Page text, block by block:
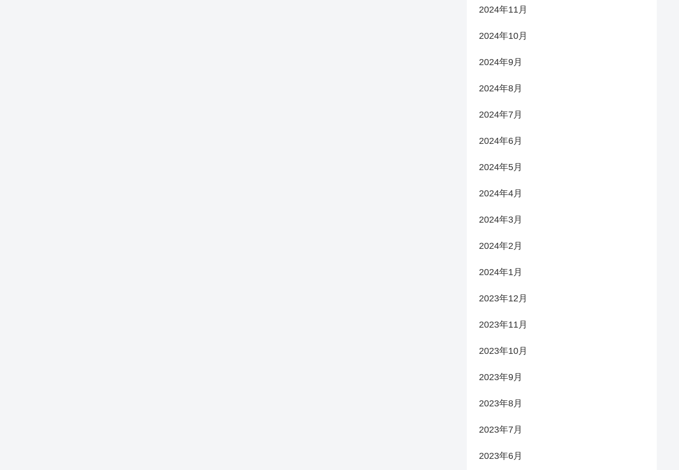
2024年11月
2024年10月
2024年9月
2024年8月
2024年7月
2024年6月
2024年5月
2024年4月
2024年3月
2024年2月
2024年1月
2023年12月
2023年11月
2023年10月
2023年9月
2023年8月
2023年7月
2023年6月